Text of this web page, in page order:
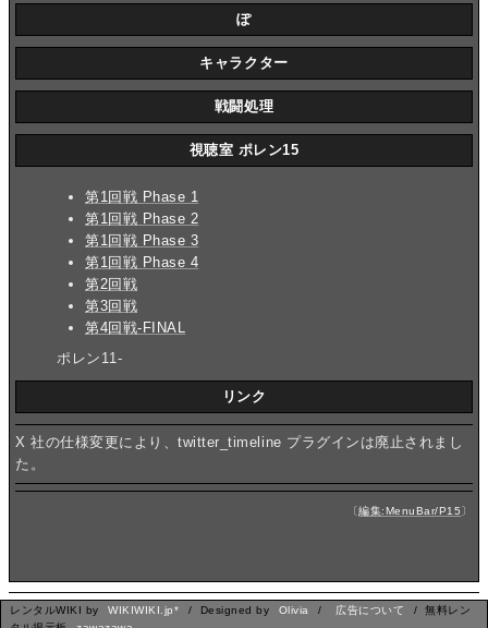
ぽ
キャラクター
戦闘処理
視聴室 ポレン15
第1回戦 Phase 1
第1回戦 Phase 2
第1回戦 Phase 3
第1回戦 Phase 4
第2回戦
第3回戦
第4回戦-FINAL
ポレン11-
リンク
X 社の仕様変更により、twitter_timeline プラグインは廃止されまし
た。
〔編集:MenuBar/P15〕
レンタルWIKI by WIKIWIKI.jp* / Designed by Olivia / 広告について
/ 無料レン